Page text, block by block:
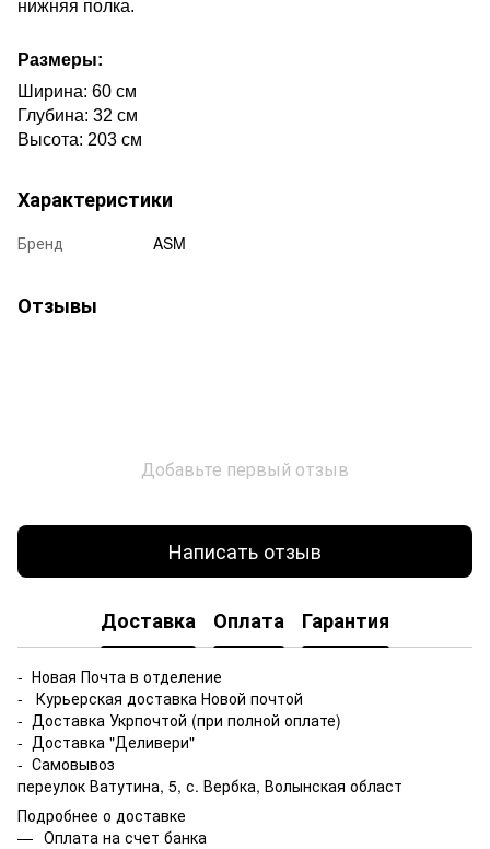
нижняя полка.
Размеры:
Ширина: 60 см
Глубина: 32 см
Высота: 203 см
Характеристики
Бренд ASM
Отзывы
Добавьте первый отзыв
Написать отзыв
Доставка Оплата Гарантия
- Новая Почта в отделение
- Курьерская доставка Новой почтой
- Доставка Укрпочтой (при полной оплате)
- Доставка "Деливери"
- Самовывоз
переулок Ватутина, 5, с. Вербка, Волынская област
Подробнее о доставке
Оплата на счет банка